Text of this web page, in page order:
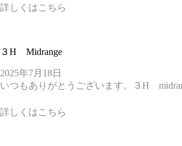
詳しくはこちら
３H Midrange
2025年7月18日
いつもありがとうございます。３H
詳しくはこちら